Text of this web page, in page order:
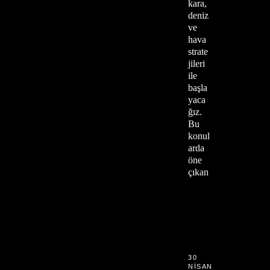
kara,
deniz
ve
hava
strate
jileri
ile
başla
yaca
ğız.
Bu
konul
arda
öne
çıkan
30
NISAN